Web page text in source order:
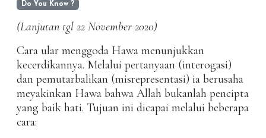
Do You Know ?
(Lanjutan tgl 22 November 2020)
Cara ular menggoda Hawa menunjukkan
kecerdikannya. Melalui pertanyaan (interogasi)
dan pemutarbalikan (misrepresentasi) ia berusaha
meyakinkan Hawa bahwa Allah bukanlah pencipta
yang baik hati. Tujuan ini dicapai melalui beberapa
cara: